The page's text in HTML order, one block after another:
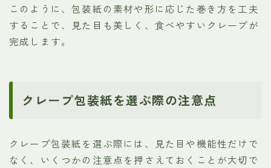
このように、包装紙の素材や形に応じた巻き方を工夫
することで、見た目も美しく、食べやすいクレープが
完成します。
クレープ包装紙を選ぶ際の注意点
クレープ包装紙を選ぶ際には、見た目や機能性だけで
なく、いくつかの注意点を押さえておくことが大切で